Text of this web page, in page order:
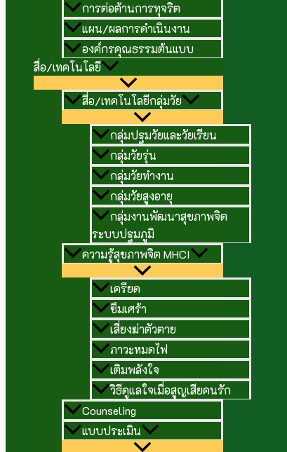
การต่อต้านการทุจริต
แผน/ผลการดำเนินงาน
องค์กรคุณธรรมต้นแบบ
สื่อ/เทคโนโลยี
สื่อ/เทคโนโลยีกลุ่มวัย
กลุ่มปฐมวัยและวัยเรียน
กลุ่มวัยรุ่น
กลุ่มวัยทำงาน
กลุ่มวัยสูงอายุ
กลุ่มงานพัฒนาสุขภาพจิต
ระบบปฐมภูมิ
ความรู้สุขภาพจิต MHCI
เครียด
ซึมเศร้า
เสี่ยงฆ่าตัวตาย
ภาวะหมดไฟ
เติมพลังใจ
วิธีดูแลใจเมื่อสูญเสียคนรัก
Counseling
แบบประเมิน